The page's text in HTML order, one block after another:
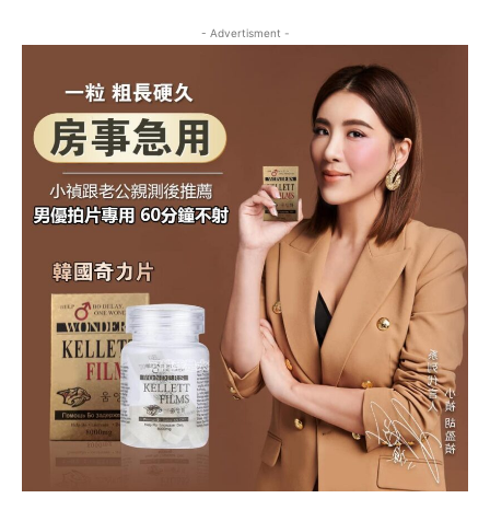
- Advertisment -